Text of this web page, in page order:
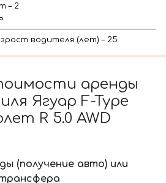
– 2
водителя (лет) – 25
аренды
Ягуар F-Type
R 5.0 AWD
(получение авто) или